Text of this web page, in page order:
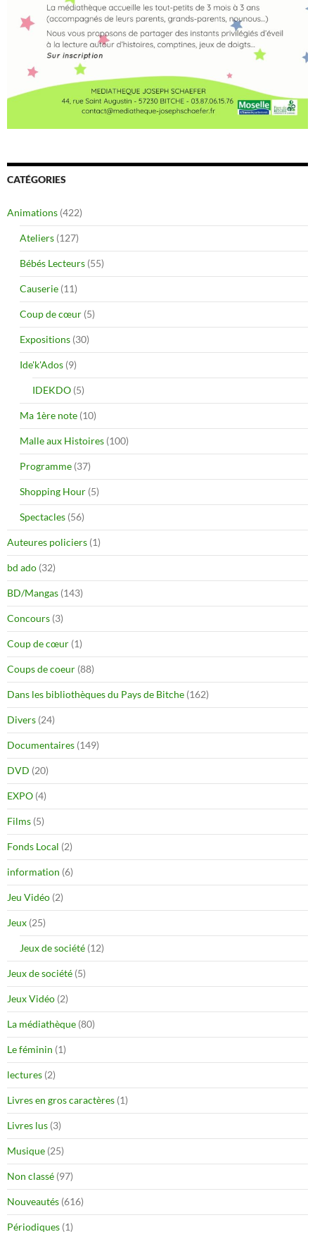
CATÉGORIES
Animations (422)
Ateliers (127)
Bébés Lecteurs (55)
Causerie (11)
Coup de cœur (5)
Expositions (30)
Ide'k'Ados (9)
IDEKDO (5)
Ma 1ère note (10)
Malle aux Histoires (100)
Programme (37)
Shopping Hour (5)
Spectacles (56)
Auteures policiers (1)
bd ado (32)
BD/Mangas (143)
Concours (3)
Coup de cœur (1)
Coups de coeur (88)
Dans les bibliothèques du Pays de Bitche (162)
Divers (24)
Documentaires (149)
DVD (20)
EXPO (4)
Films (5)
Fonds Local (2)
information (6)
Jeu Vidéo (2)
Jeux (25)
Jeux de société (12)
Jeux de société (5)
Jeux Vidéo (2)
La médiathèque (80)
Le féminin (1)
lectures (2)
Livres en gros caractères (1)
Livres lus (3)
Musique (25)
Non classé (97)
Nouveautés (616)
Périodiques (1)